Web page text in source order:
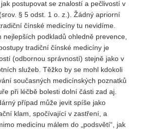
postupovat se znalostí a pečlivostí v
§ 5 odst. 1 o. z.). Žádný apriorní
čínské medicíny tu nevidíme.
nejlepších podkladů ohledně prevence,
tradiční čínské medicíny je
(odbornou správností) stejně jako v
služeb. Těžko by se mohl kdokoli
současných medicínských poznatků
při léčbě bolesti dolní části zad aj.
případ může jevit spíše jako
klam, spočívající v zastření, a
medicínu málem do „podsvětí“, jak